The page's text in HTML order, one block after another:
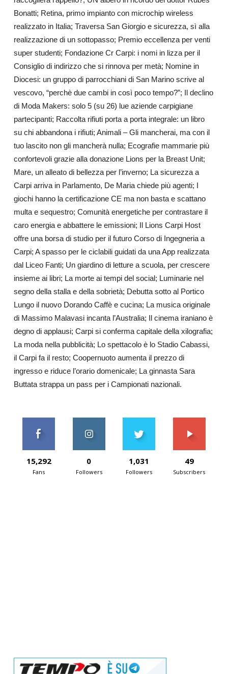
Bonatti; Retina, primo impianto con microchip wireless
realizzato in Italia; Traversa San Giorgio e sicurezza, sì alla
realizzazione di un sottopasso; Premio eccellenza per venti
super studenti; Fondazione Cr Carpi: i nomi in lizza per il
Consiglio di indirizzo che si rinnova per metà; Nomine in
Diocesi: un gruppo di parrocchiani di San Marino scrive al
vescovo, “perchè due cambi in così poco tempo?”; Il declino
di Moda Makers: solo 5 (su 26) lue aziende carpigiane
partecipanti; Raccolta rifiuti porta a porta integrale: un libro
su chi abbandona i rifiuti; Animali – Gli mancherai, ma con il
tuo lascito non gli mancherà nulla; Ecografie mammarie più
confortevoli grazie alla donazione Lions per la Breast Unit;
Mare, un alleato di bellezza per l’inverno; La sicurezza a
Carpi arriva in Parlamento, De Maria chiede più agenti; I
giochi hanno la certificazione CE ma non basta e scattano
multa e sequestro; Comunità energetiche per contrastare il
caro energia e abbattere le emissioni; Il Lions Carpi Host
offre una borsa di studio per il futuro Corso di Ingegneria a
Carpi; A spasso per le ciclabili guidati da una App realizzata
dal Liceo Fanti; Un giardino di letture a scuola, per crescere
insieme ai libri; La morte ai tempi del social; Luminarie nel
segno della stalla e della sobrietà; Debutta sotto al Portico
Lungo il nuovo Dorando Caffè e cucina; La musica originale
di Massimo Malavasi incanta l’Australia; Il cinema iraniano è
degno di applausi; Carpi si conferma capitale della xilografia;
La moda nella pubblicità; Lo spettacolo è lo Stadio Cabassi,
il Carpi fa il resto; Coopernuoto aumenta il prezzo di
ingresso e riduce l’orario domenicale; La ginnasta Sara
Buttata strappa un pass per i Campionati nazionali.
15,292
Fans
0
Followers
1,031
Followers
49
Subscribers